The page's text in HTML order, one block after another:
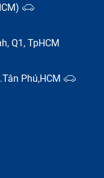
Q1, TpHCM
Phú,HCM